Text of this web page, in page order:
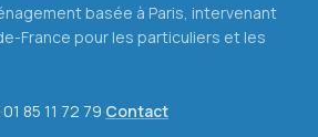
basée à Paris, intervenant
France pour les particuliers et les
·01 85 11 72 79·Contact